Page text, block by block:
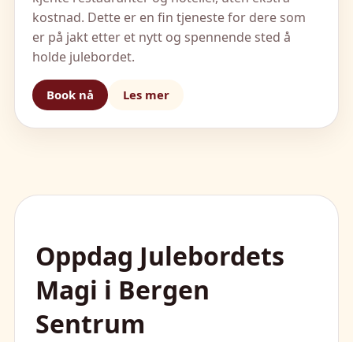
kostnad. Dette er en fin tjeneste for dere som
er på jakt etter et nytt og spennende sted å
holde julebordet.
Book nå Les mer
Oppdag Julebordets
Magi i Bergen
Sentrum